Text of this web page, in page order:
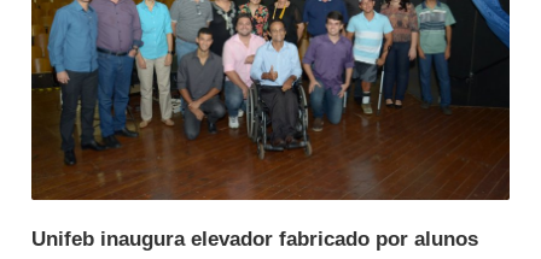
Unifeb inaugura elevador fabricado por alunos